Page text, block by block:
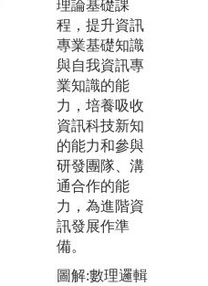
免費下載及使
用
理論基礎課
程，提升資訊
專業基礎知識
與自我資訊專
業知識的能
力，培養吸收
資訊科技新知
的能力和參與
研發團隊、溝
通合作的能
力，為進階資
訊發展作準
備。
圖解:數理邏輯